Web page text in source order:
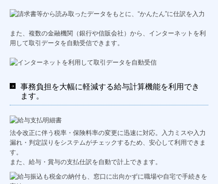
また、複数の金融機関（銀行や信販会社）から、インターネットを利
用して取引データを自動受信できます。
事務負担を大幅に軽減する給与計算機能を利用でき
ます。
法令改正に伴う税率・保険料率の変更に迅速に対応。入力ミスや入力
漏れ・判定誤りをシステムがチェックするため、安心して利用できま
す。
また、給与・賞与の支払仕訳を自動で計上できます。